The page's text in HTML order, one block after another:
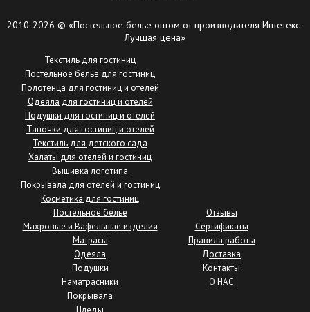
2010-2026 © «Постельное белье оптом от производителя Интетекс-
Лучшая цена»
Текстиль для гостиниц
Постельное белье для гостиниц
Полотенца для гостиниц и отелей
Одеяла для гостиниц и отелей
Подушки для гостиниц и отелей
Тапочки для гостиниц и отелей
Текстиль для детского сада
Халаты для отелей и гостиниц
Вышивка логотипа
Покрывала для отелей и гостиниц
Косметика для гостиниц
Постельное белье
Махровые и Вафельные изделия
Матрасы
Одеяла
Подушки
Наматрасники
Покрывала
Пледы
Отзывы
Сертификаты
Правила работы
Доставка
Контакты
О НАС